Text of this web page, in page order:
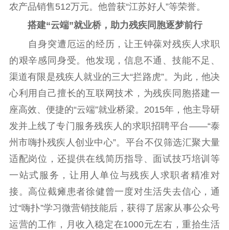
紫金文化艺术节
品牌活动 紫艺舞台
文明创建 文明实践
文明培育
先进典型
社会宣传
思想政治教育 爱国主义教育
全民国防教育
红色资源保护利
新闻出版
精品出版 全民阅读
出版监管
扫黄打非
农产品销售512万元。他曾获“江苏好人”等荣誉。
搭建“云端”就业桥，助力残疾同胞逐梦前行
自身突遭厄运的经历，让王钟葆对残疾人求职
的艰辛感同身受。他发现，信息不通、技能不足、
渠道有限是残疾人就业的三大“拦路虎”。为此，他决
心利用自己擅长的互联网技术，为残疾同胞搭建一
座高效、便捷的“云端”就业桥梁。2015年，他主导研
发并上线了专门服务残疾人的求职招聘平台——“泰
州市嗨扑残疾人创业中心”。平台不仅筛选汇聚大量
适配岗位，还提供在线简历指导、面试技巧培训等
一站式服务，让用人单位与残疾人求职者精准对
接。高位截瘫患者徐健曾一度对生活失去信心，通
过“嗨扑”学习微营销技能后，获得了居家从事公众号
运营的工作，月收入稳定在1000元左右，重拾生活